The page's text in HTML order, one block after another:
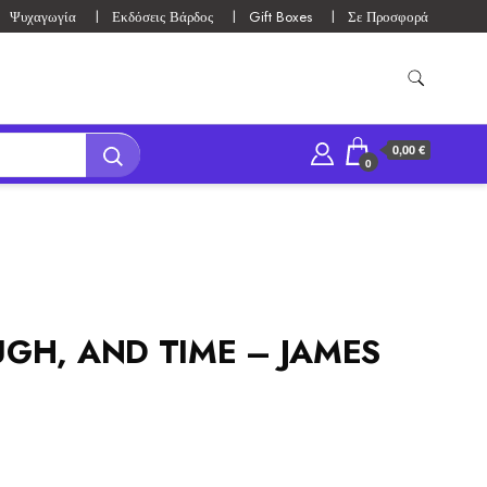
Ψυχαγωγία Εκδόσεις Βάρδος Gift Boxes Σε Προσφορά
0
0,00 €
AND TIME – JAMES